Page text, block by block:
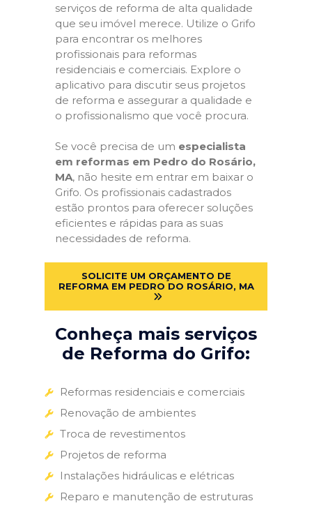
serviços de reforma de alta qualidade
que seu imóvel merece. Utilize o Grifo
para encontrar os melhores
profissionais para reformas
residenciais e comerciais. Explore o
aplicativo para discutir seus projetos
de reforma e assegurar a qualidade e
o profissionalismo que você procura.
Se você precisa de um especialista
em reformas em Pedro do Rosário,
MA, não hesite em entrar em baixar o
Grifo. Os profissionais cadastrados
estão prontos para oferecer soluções
eficientes e rápidas para as suas
necessidades de reforma.
SOLICITE UM ORÇAMENTO DE
REFORMA EM PEDRO DO ROSÁRIO, MA
Conheça mais serviços
de Reforma do Grifo:
Reformas residenciais e comerciais
Renovação de ambientes
Troca de revestimentos
Projetos de reforma
Instalações hidráulicas e elétricas
Reparo e manutenção de estruturas